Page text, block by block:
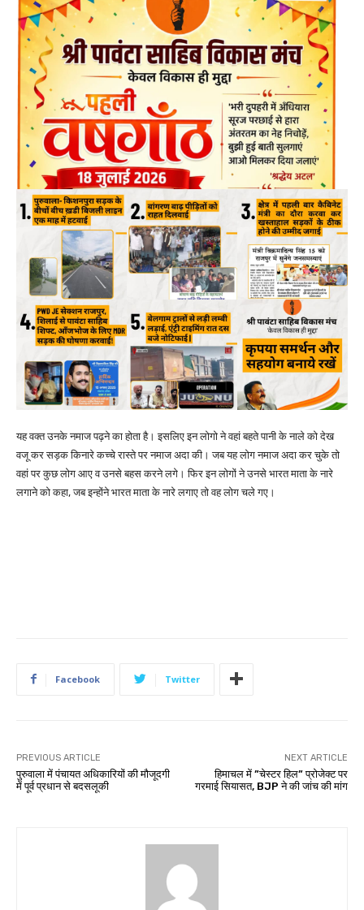
यह वक्त उनके नमाज पढ़ने का होता है। इसलिए इन लोगो ने वहां बहते पानी के नाले को देख
वजू कर सड़क किनारे कच्चे रास्ते पर नमाज अदा की। जब यह लोग नमाज अदा कर चुके तो
वहां पर कुछ लोग आए व उनसे बहस करने लगे। फिर इन लोगों ने उनसे भारत माता के नारे
लगाने को कहा, जब इन्होंने भारत माता के नारे लगाए तो वह लोग चले गए।
Facebook Twitter
PREVIOUS ARTICLE
पुरुवाला में पंचायत अधिकारियों की मौजूदगी
में पूर्व प्रधान से बदसलूकी
NEXT ARTICLE
हिमाचल में ”चेस्टर हिल” प्रोजेक्ट पर
गरमाई सियासत, BJP ने की जांच की मांग